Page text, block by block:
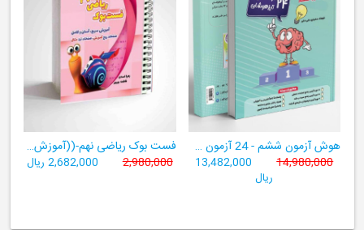
هوش آزمون ششم - 24 آزمون شبیه ساز تیزهوشان
14,980,000
13,482,000
ریال
فست بوک ریاضی نهم-((آموزش سریع، آسان و کامل ریاضی پایۀ نهم))
2,980,000 2,682,000 ریال